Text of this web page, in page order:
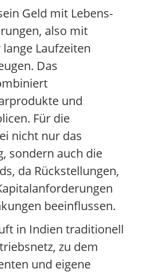
Geld mit Lebens-
also mit
Laufzeiten
Das
und
Für die
nicht nur das
sondern auch die
da Rückstellungen,
beeinflussen.
in Indien traditionell
zu dem
und eigene